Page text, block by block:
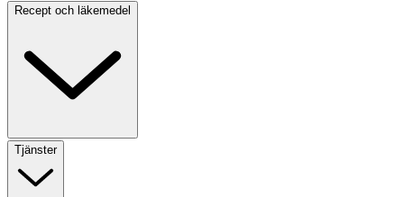
Recept och läkemedel
Tjänster